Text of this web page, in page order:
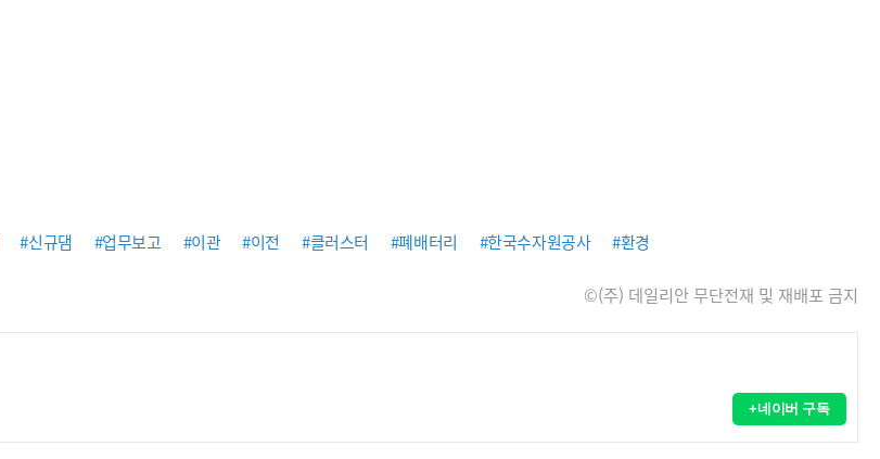
#신규댐 #업무보고 #이관 #이전 #클러스터 #폐배터리 #한국수자원공사 #환경
©(주) 데일리안 무단전재 및 재배포 금지
+네이버 구독